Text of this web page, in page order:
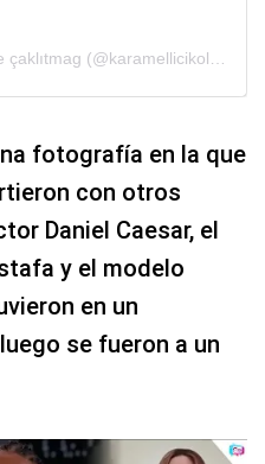
Una publicación compartida de çaklıtmag (@karamellicikolatm)
fotografía en la que
con otros
Daniel Caesar, el
y el modelo
en un
se fueron a un